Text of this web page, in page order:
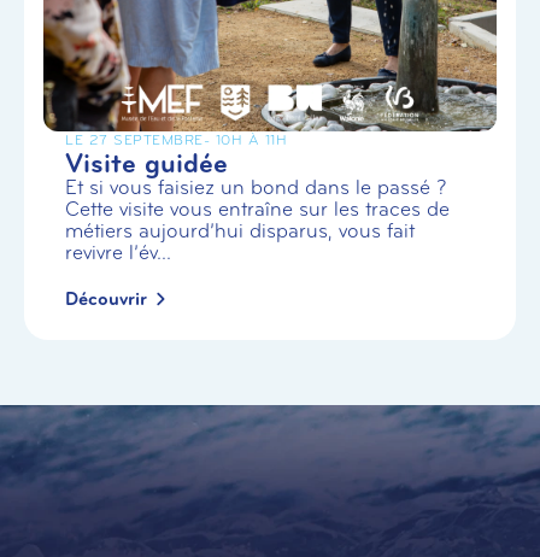
LE 27 SEPTEMBRE- 10H À 11H
Visite guidée
Et si vous faisiez un bond dans le passé ?
Cette visite vous entraîne sur les traces de
métiers aujourd’hui disparus, vous fait
revivre l’év...
Découvrir